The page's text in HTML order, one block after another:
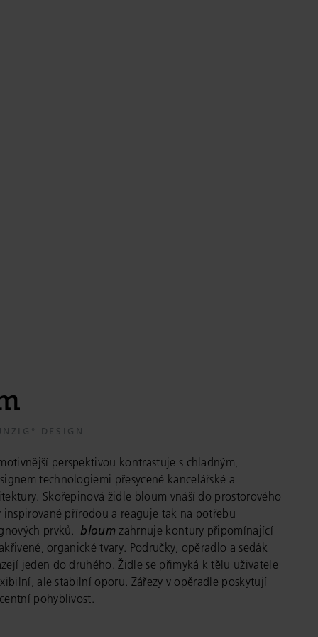
DESIGN
perspektivou kontrastuje s chladným,
technologiemi přesycené kancelářské a
Skořepinová židle bloum vnáší do prostorového
inspirované přírodou a reaguje tak na potřebu
prvků.
bloum zahrnuje kontury připomínající
organické tvary. Područky, opěradlo a sedák
jeden do druhého. Židle se přimyká k tělu uživatele
ale stabilní oporu. Zářezy v opěradle poskytují
pohyblivost.